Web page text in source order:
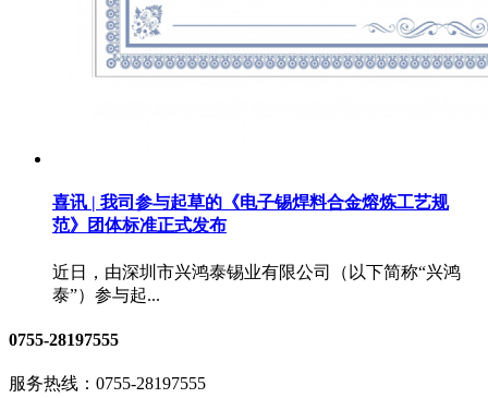
喜讯 | 我司参与起草的《电子锡焊料合金熔炼工艺规
范》团体标准正式发布
近日，由深圳市兴鸿泰锡业有限公司（以下简称“兴鸿
泰”）参与起...
0755-28197555
服务热线： 0755-28197555